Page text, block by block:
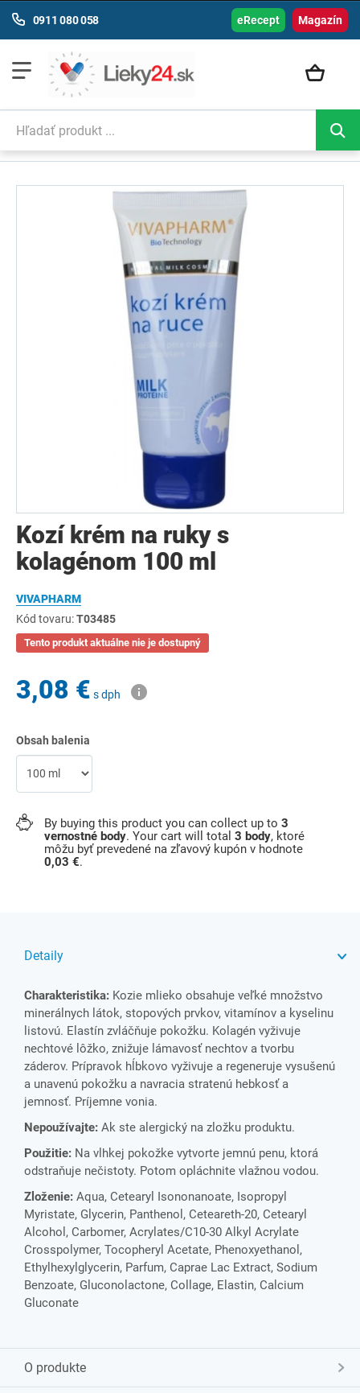
Magazín
0911 080 058 eRecept
Kozí krém na ruky s
kolagénom 100 ml
VIVAPHARM
Kód tovaru:T03485
Tento produkt aktuálne nie je dostupný
3,08 € s dph
Obsah balenia
By buying this product you can collect up to 3
vernostné body. Your cart will total 3 body, ktoré
môžu byť prevedené na zľavový kupón v hodnote
0,03 €.
Detaily
Charakteristika: Kozie mlieko obsahuje veľké množstvo
minerálnych látok, stopových prvkov, vitamínov a kyselinu
listovú. Elastín zvláčňuje pokožku. Kolagén vyživuje
nechtové lôžko, znižuje lámavosť nechtov a tvorbu
záderov. Prípravok hĺbkovo vyživuje a regeneruje vysušenú
a unavenú pokožku a navracia stratenú hebkosť a
jemnosť. Príjemne vonia.
Nepoužívajte: Ak ste alergický na zložku produktu.
Použitie: Na vlhkej pokožke vytvorte jemnú penu, ktorá
odstraňuje nečistoty. Potom opláchnite vlažnou vodou.
Zloženie: Aqua, Cetearyl Isononanoate, Isopropyl
Myristate, Glycerin, Panthenol, Ceteareth-20, Cetearyl
Alcohol, Carbomer, Acrylates/C10-30 Alkyl Acrylate
Crosspolymer, Tocopheryl Acetate, Phenoxyethanol,
Ethylhexylglycerin, Parfum, Caprae Lac Extract, Sodium
Benzoate, Gluconolactone, Collage, Elastin, Calcium
Gluconate
O produkte